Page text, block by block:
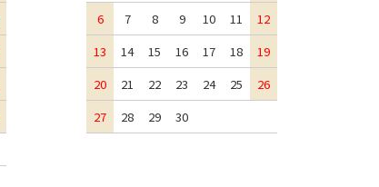
6
7 8 9 10 11
12
13
14 15 16 17 18
19
20
21 22 23 24 25
26
27
28 29 30